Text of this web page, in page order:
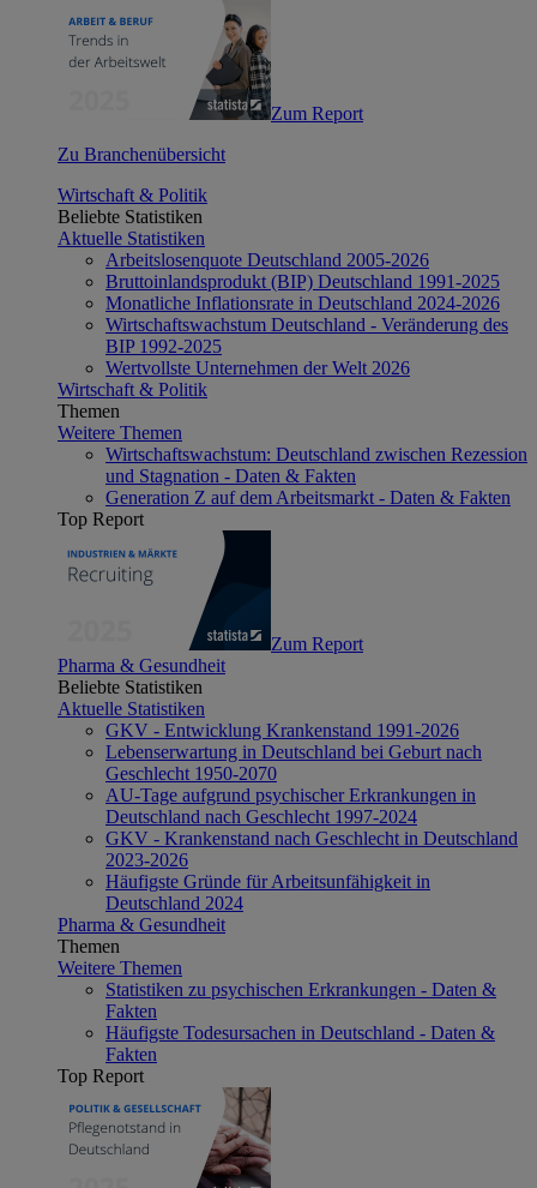
Zum Report
Zu Branchenübersicht
Wirtschaft & Politik
Beliebte Statistiken
Aktuelle Statistiken
Arbeitslosenquote Deutschland 2005-2026
Bruttoinlandsprodukt (BIP) Deutschland 1991-2025
Monatliche Inflationsrate in Deutschland 2024-2026
Wirtschaftswachstum Deutschland - Veränderung des
BIP 1992-2025
Wertvollste Unternehmen der Welt 2026
Wirtschaft & Politik
Themen
Weitere Themen
Wirtschaftswachstum: Deutschland zwischen Rezession
und Stagnation - Daten & Fakten
Generation Z auf dem Arbeitsmarkt - Daten & Fakten
Top Report
Zum Report
Pharma & Gesundheit
Beliebte Statistiken
Aktuelle Statistiken
GKV - Entwicklung Krankenstand 1991-2026
Lebenserwartung in Deutschland bei Geburt nach
Geschlecht 1950-2070
AU-Tage aufgrund psychischer Erkrankungen in
Deutschland nach Geschlecht 1997-2024
GKV - Krankenstand nach Geschlecht in Deutschland
2023-2026
Häufigste Gründe für Arbeitsunfähigkeit in
Deutschland 2024
Pharma & Gesundheit
Themen
Weitere Themen
Statistiken zu psychischen Erkrankungen - Daten &
Fakten
Häufigste Todesursachen in Deutschland - Daten &
Fakten
Top Report